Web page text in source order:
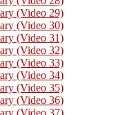
(Video 29)
(Video 30)
(Video 31)
(Video 32)
(Video 33)
(Video 34)
(Video 35)
(Video 36)